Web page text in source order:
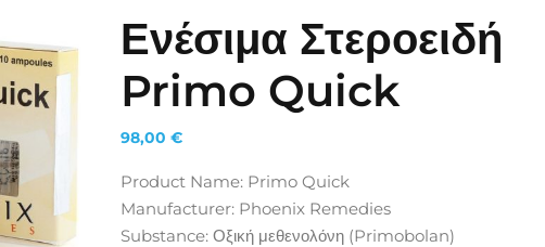
Ενέσιμα Στεροειδή
Primo Quick
98,00 €
Product Name: Primo Quick
Manufacturer: Phoenix Remedies
Substance: Οξική μεθενολόνη (Primobolan)